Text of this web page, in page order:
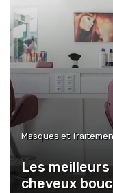
Masques et
Les
cheveux